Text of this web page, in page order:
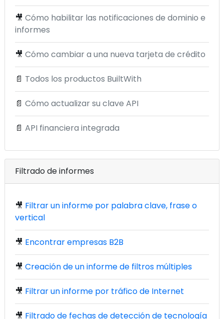
🎥 Cómo habilitar las notificaciones de dominio e
informes
🎥 Cómo cambiar a una nueva tarjeta de crédito
📄 Todos los productos BuiltWith
📄 Cómo actualizar su clave API
📄 API financiera integrada
Filtrado de informes
🎥 Filtrar un informe por palabra clave, frase o
vertical
🎥 Encontrar empresas B2B
🎥 Creación de un informe de filtros múltiples
🎥 Filtrar un informe por tráfico de Internet
🎥 Filtrado de fechas de detección de tecnología